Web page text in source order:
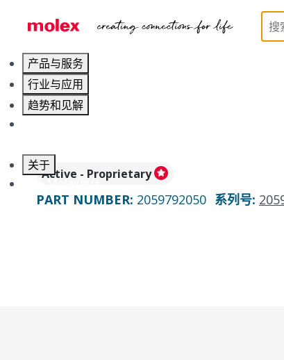
产品与服务
行业与应用
趋势和见解
关于
PCB / Wire Connectors
Active - Proprietary
PART NUMBER: 2059792050 系列号: